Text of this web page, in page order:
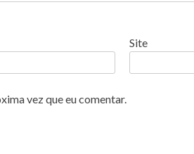
Site
vez que eu comentar.